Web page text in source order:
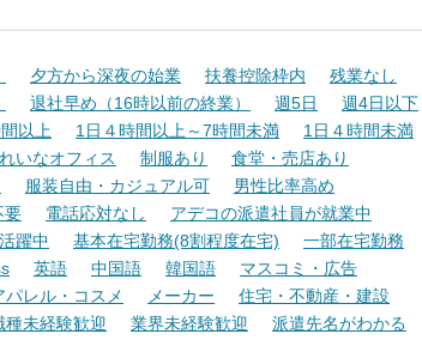
夕方から深夜の始業 扶養控除枠内
残業なし
退社早め（16時以前の終業） 週5日
週4日以下
以上 1日４時間以上～7時間未満
1日４時間未満
いなオフィス 制服あり
食堂・売店あり
服装自由・カジュアル可
男性比率高め
要 電話応対なし
アデコの派遣社員が就業中
躍中 基本在宅勤務(8割程度在宅)
一部在宅勤務
英語 中国語 韓国語
マスコミ・広告
パレル・コスメ メーカー
住宅・不動産・建設
種未経験歓迎 業界未経験歓迎
派遣先名がわかる